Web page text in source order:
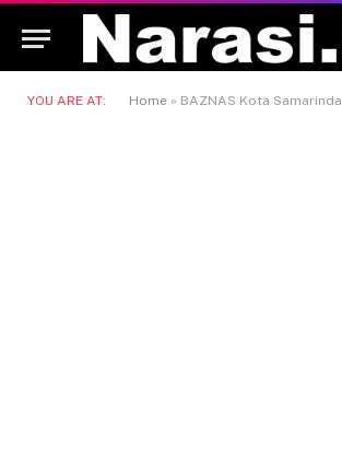
YOU ARE AT: Home » BAZNAS Kota Samarinda